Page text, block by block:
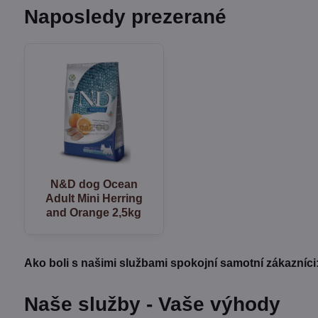
Naposledy prezerané
N&D dog Ocean
Adult Mini Herring
and Orange 2,5kg
Ako boli s našimi službami spokojní samotní
Naše služby - Vaše výhody